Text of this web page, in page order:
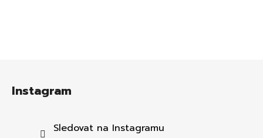
Instagram
Sledovat na Instagramu